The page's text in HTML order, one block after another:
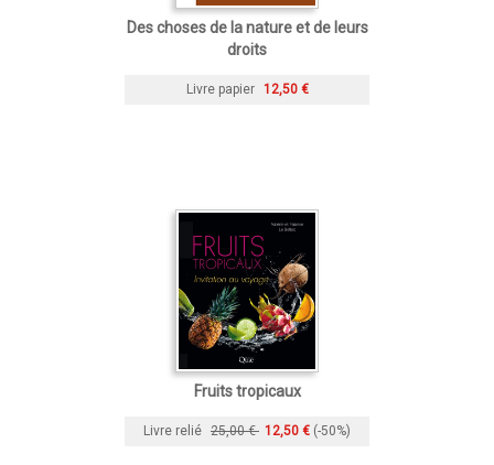
Des choses de la nature et de leurs
droits
Livre papier 12,50 €
Fruits tropicaux
Livre relié 25,00 € 12,50 € (-50%)